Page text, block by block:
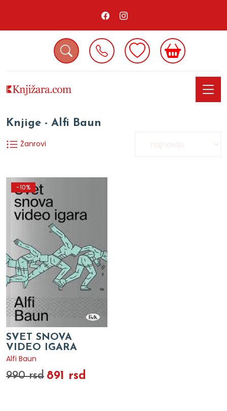
Knjige - Alfi Baun
Žanrovi
-10%
SVET SNOVA
VIDEO IGARA
Alfi Baun
990 rsd 891 rsd